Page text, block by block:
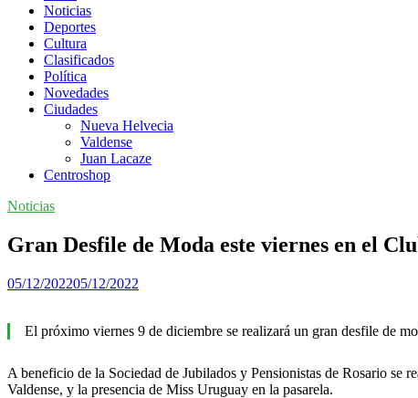
Noticias
Deportes
Cultura
Clasificados
Política
Novedades
Ciudades
Nueva Helvecia
Valdense
Juan Lacaze
Centroshop
Noticias
Gran Desfile de Moda este viernes en el
05/12/202205/12/2022
El próximo viernes 9 de diciembre se realizará un gran desfile de
A beneficio de la Sociedad de Jubilados y Pensionistas de Rosario se
Valdense, y la presencia de Miss Uruguay en la pasarela.